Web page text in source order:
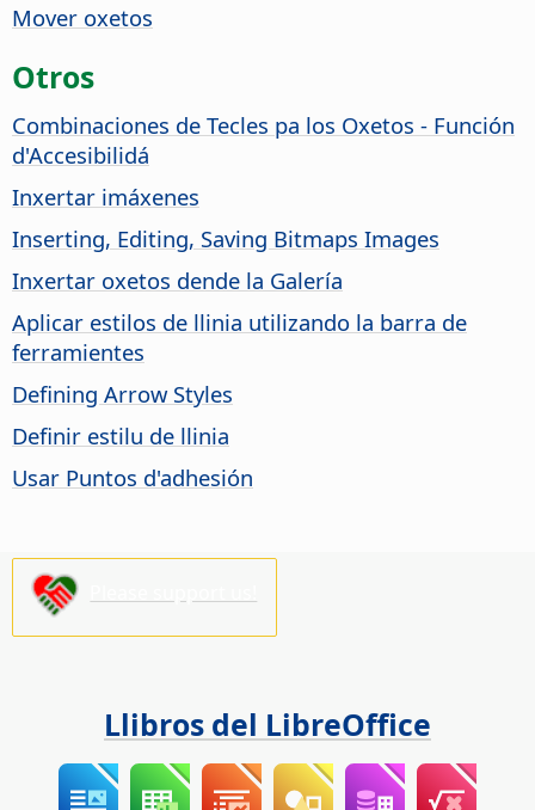
Mover oxetos
Otros
Combinaciones de Tecles pa los Oxetos - Función
d'Accesibilidá
Inxertar imáxenes
Inserting, Editing, Saving Bitmaps Images
Inxertar oxetos dende la Galería
Aplicar estilos de llinia utilizando la barra de
ferramientes
Defining Arrow Styles
Definir estilu de llinia
Usar Puntos d'adhesión
Llibros del LibreOffice